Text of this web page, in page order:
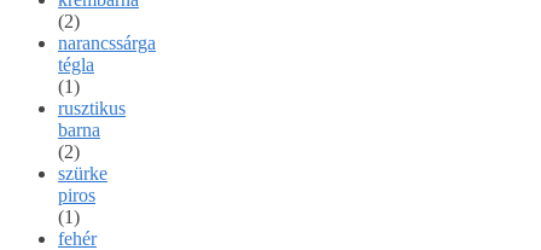
(2)
narancssárga
tégla
(1)
rusztikus
barna
(2)
szürke
piros
(1)
fehér